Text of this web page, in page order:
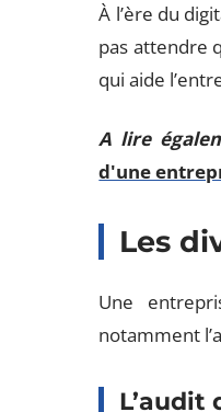
À l’ère du
pas attendre
qui aide
A lire
d'une
Les
Une
notamment